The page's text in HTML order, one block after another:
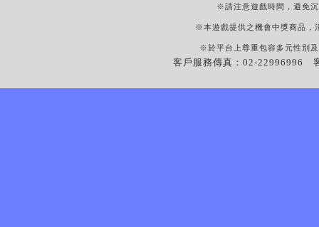
※請注意遊戲時間，避免
※本遊戲提供之機會中獎商品，
※於平台上尊重包容多元性別
客戶服務傳真：02-22996996